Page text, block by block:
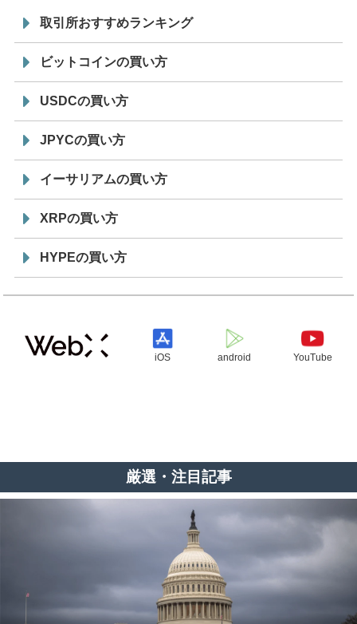
取引所おすすめランキング
ビットコインの買い方
USDCの買い方
JPYCの買い方
イーサリアムの買い方
XRPの買い方
HYPEの買い方
iOS android YouTube
厳選・注目記事